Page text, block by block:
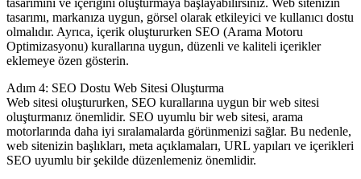
tasarımı, markanıza uygun, görsel olarak etkileyici ve kullanıcı dostu
olmalıdır. Ayrıca, içerik oluştururken SEO (Arama Motoru
Optimizasyonu) kurallarına uygun, düzenli ve kaliteli içerikler
eklemeye özen gösterin.
Adım 4: SEO Dostu Web Sitesi Oluşturma
Web sitesi oluştururken, SEO kurallarına uygun bir web sitesi
oluşturmanız önemlidir. SEO uyumlu bir web sitesi, arama
motorlarında daha iyi sıralamalarda görünmenizi sağlar. Bu nedenle,
web sitenizin başlıkları, meta açıklamaları, URL yapıları ve içerikleri
SEO uyumlu bir şekilde düzenlemeniz önemlidir.